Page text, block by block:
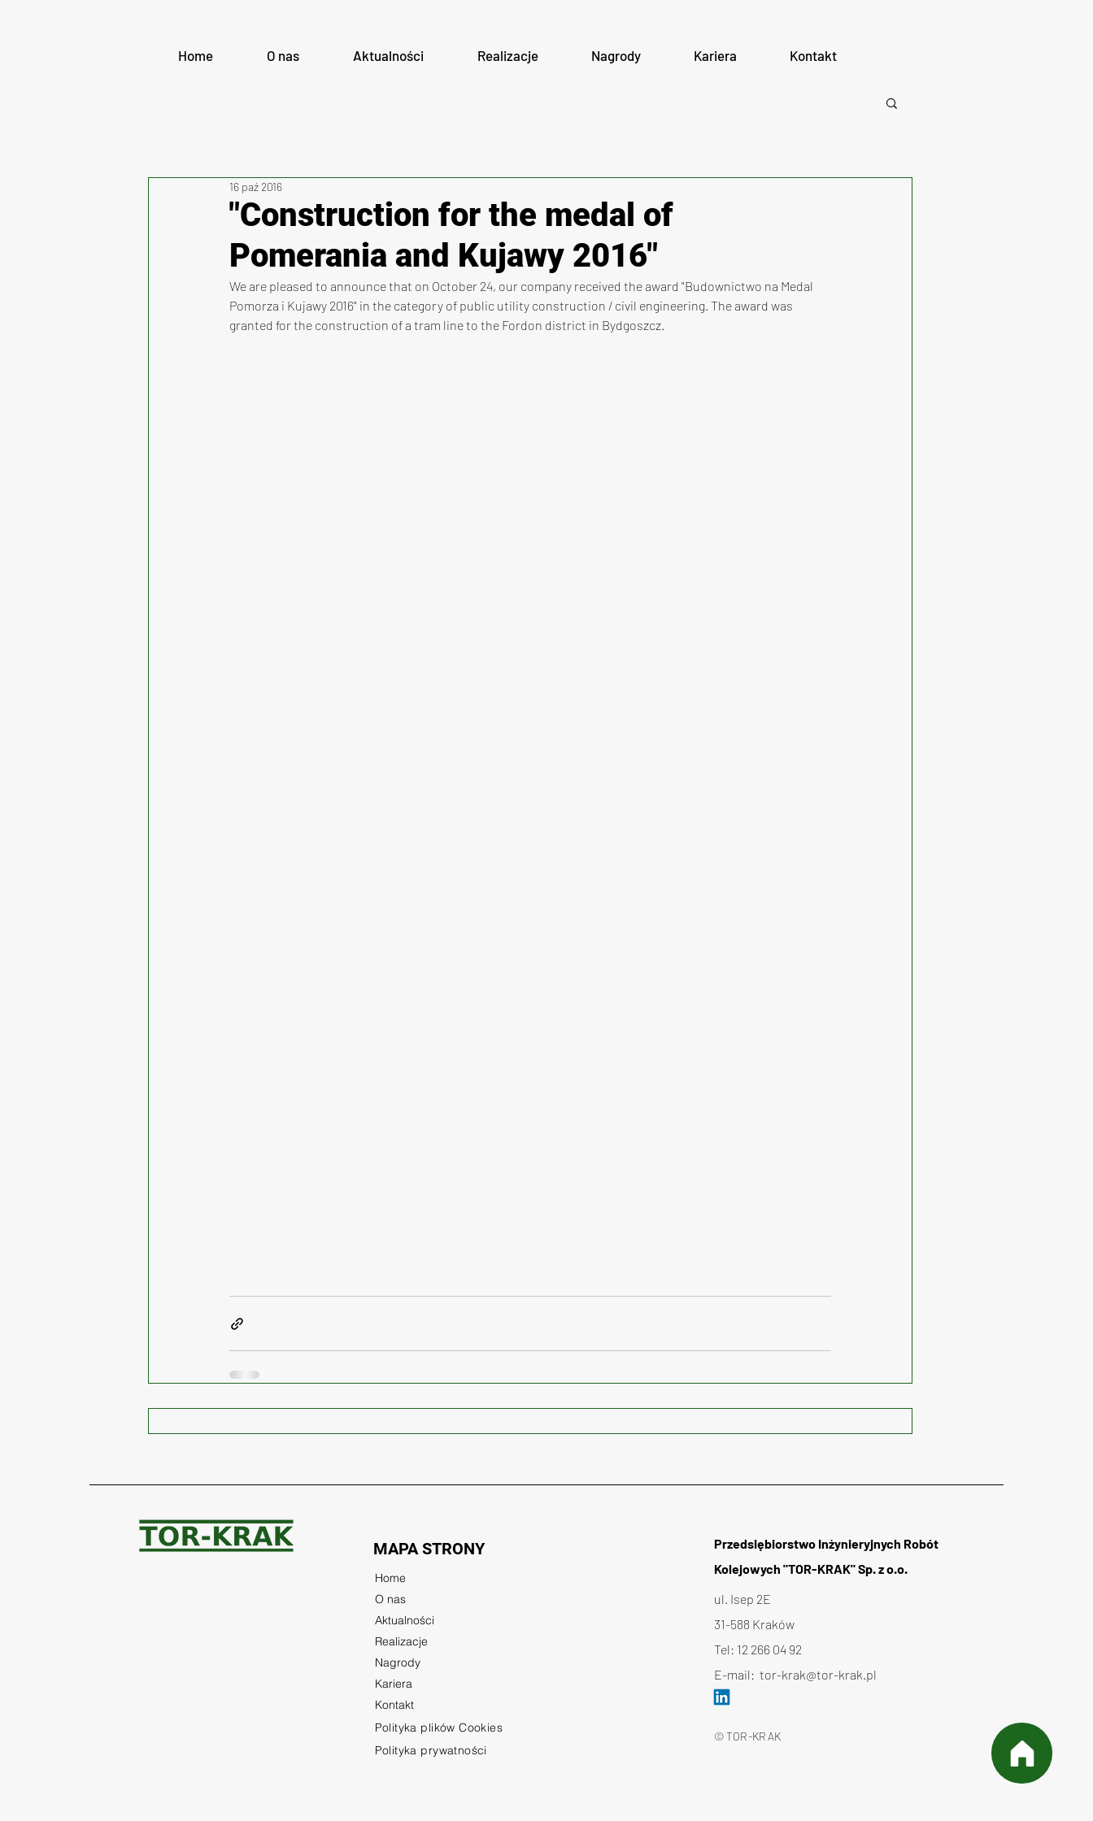
Home O nas Aktualności Realizacje Nagrody Kariera Kontakt
"Construction for the medal of
Pomerania and Kujawy 2016"
16 paź 2016
We are pleased to announce that on October 24, our company received the award "Budownictwo na Medal
Pomorza i Kujawy 2016" in the category of public utility construction / civil engineering. The award was
granted for the construction of a tram line to the Fordon district in Bydgoszcz.
MAPA STRONY
Home
O nas
Aktualności
Realizacje
Nagrody
Kariera
Kontakt
Polityka plików Cookies
Polityka prywatności
Przedsiębiorstwo Inżynieryjnych Robót
Kolejowych "TOR-KRAK" Sp. z o.o.
ul. Isep 2E
31-588 Kraków
Tel: 12 266 04 92
E-mail: tor-krak@tor-krak.pl
© TOR-KRAK